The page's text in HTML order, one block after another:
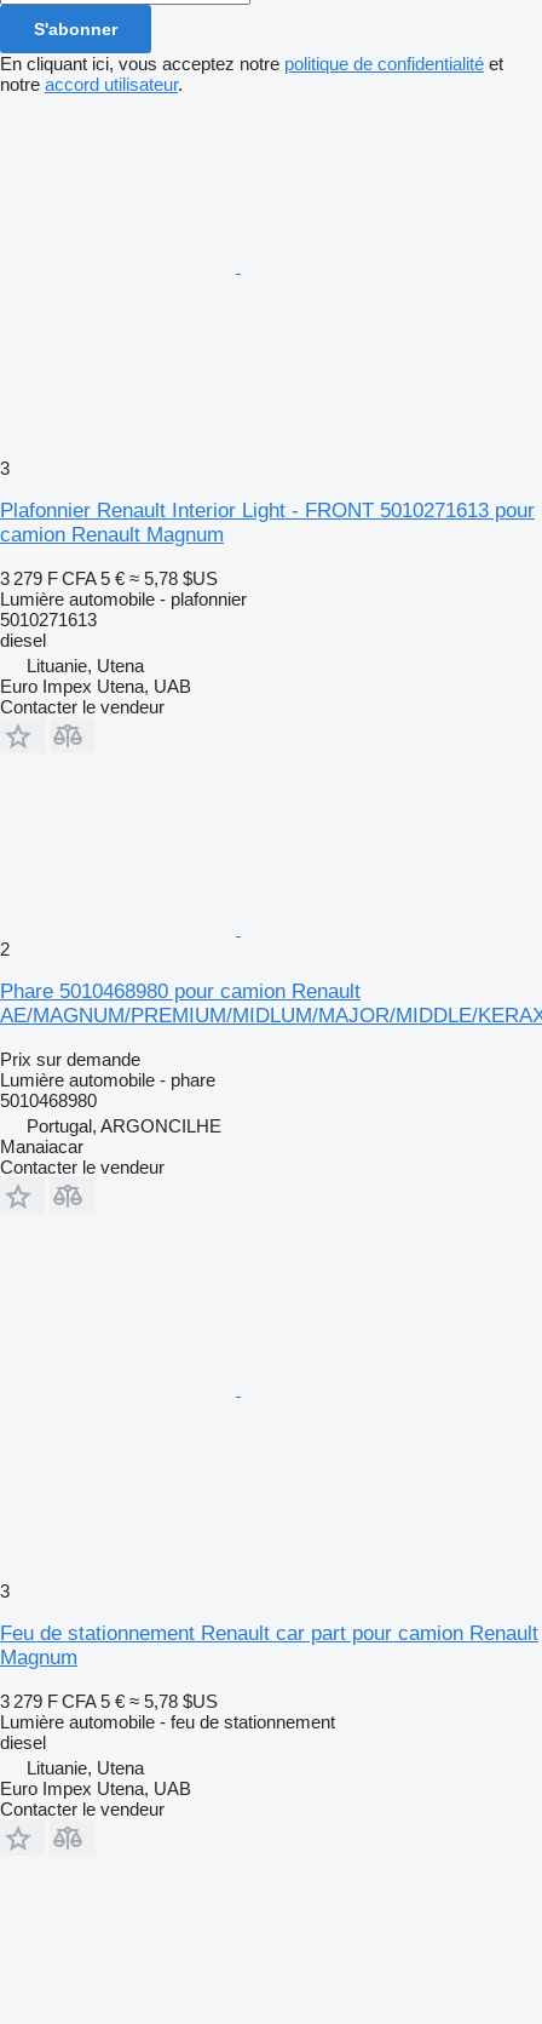
S'abonner
En cliquant ici, vous acceptez notre politique de confidentialité et
notre accord utilisateur.
3
Plafonnier Renault Interior Light - FRONT 5010271613 pour
camion Renault Magnum
3 279 F CFA 5 € ≈ 5,78 $US
Lumière automobile - plafonnier
5010271613
diesel
Lituanie, Utena
Euro Impex Utena, UAB
Contacter le vendeur
2
Phare 5010468980 pour camion Renault
AE/MAGNUM/PREMIUM/MIDLUM/MAJOR/MIDDLE/
Prix sur demande
Lumière automobile - phare
5010468980
Portugal, ARGONCILHE
Manaiacar
Contacter le vendeur
3
Feu de stationnement Renault car part pour camion Renault
Magnum
3 279 F CFA 5 € ≈ 5,78 $US
Lumière automobile - feu de stationnement
diesel
Lituanie, Utena
Euro Impex Utena, UAB
Contacter le vendeur